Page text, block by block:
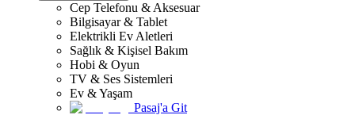
Cep Telefonu & Aksesuar
Bilgisayar & Tablet
Elektrikli Ev Aletleri
Sağlık & Kişisel Bakım
Hobi & Oyun
TV & Ses Sistemleri
Ev & Yaşam
Pasaj'a Git